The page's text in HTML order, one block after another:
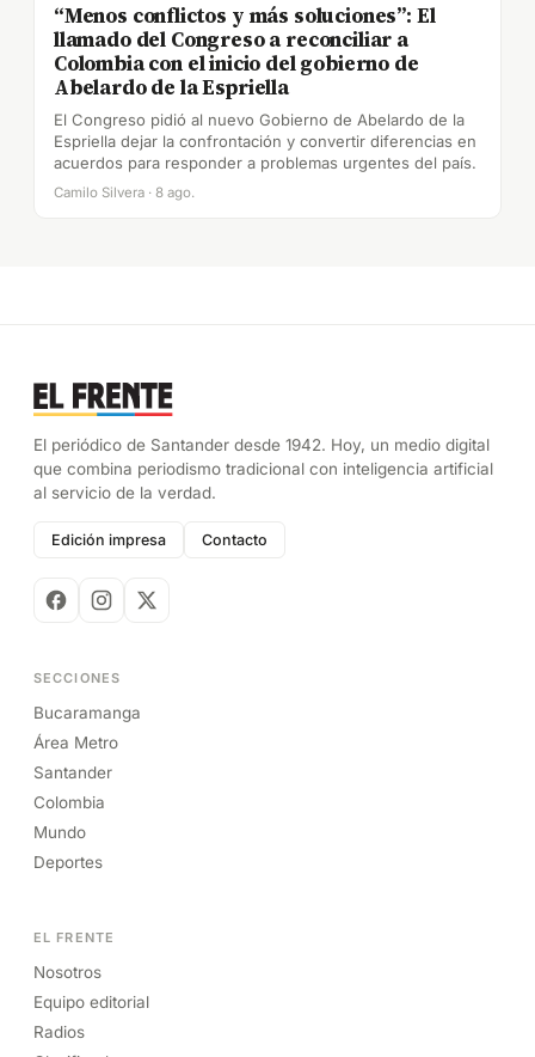
“Menos conflictos y más soluciones”: El
llamado del Congreso a reconciliar a
Colombia con el inicio del gobierno de
Abelardo de la Espriella
El Congreso pidió al nuevo Gobierno de Abelardo de la
Espriella dejar la confrontación y convertir diferencias en
acuerdos para responder a problemas urgentes del país.
Camilo Silvera · 8 ago.
El periódico de Santander desde 1942. Hoy, un medio digital
que combina periodismo tradicional con inteligencia artificial
al servicio de la verdad.
Edición impresa Contacto
SECCIONES
Bucaramanga
Área Metro
Santander
Colombia
Mundo
Deportes
EL FRENTE
Nosotros
Equipo editorial
Radios